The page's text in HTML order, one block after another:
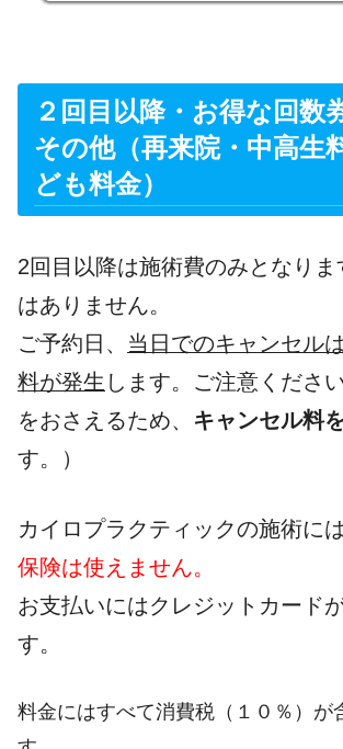
２回目以降・お得な回数
その他（再来院・中高生
ども料金）
2回目以降は施術費のみとなり
はありません。
ご予約日、 当日でのキャンセル
料が発生 します。ご注意くださ
をおさえるため、 キャンセル料
す。）
カイロプラクティックの施術には
保険は使えません。
お支払いにはクレジットカード
す。
料金にはすべて消費税（１０％）が